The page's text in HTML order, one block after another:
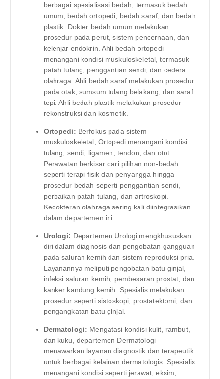
berbagai spesialisasi bedah, termasuk bedah
umum, bedah ortopedi, bedah saraf, dan bedah
plastik. Dokter bedah umum melakukan
prosedur pada perut, sistem pencernaan, dan
kelenjar endokrin. Ahli bedah ortopedi
menangani kondisi muskuloskeletal, termasuk
patah tulang, penggantian sendi, dan cedera
olahraga. Ahli bedah saraf melakukan prosedur
pada otak, sumsum tulang belakang, dan saraf
tepi. Ahli bedah plastik melakukan prosedur
rekonstruksi dan kosmetik.
Ortopedi: Berfokus pada sistem
muskuloskeletal, Ortopedi menangani kondisi
tulang, sendi, ligamen, tendon, dan otot.
Perawatan berkisar dari pilihan non-bedah
seperti terapi fisik dan penyangga hingga
prosedur bedah seperti penggantian sendi,
perbaikan patah tulang, dan artroskopi.
Kedokteran olahraga sering kali diintegrasikan
dalam departemen ini.
Urologi: Departemen Urologi mengkhususkan
diri dalam diagnosis dan pengobatan gangguan
pada saluran kemih dan sistem reproduksi pria.
Layanannya meliputi pengobatan batu ginjal,
infeksi saluran kemih, pembesaran prostat, dan
kanker kandung kemih. Spesialis melakukan
prosedur seperti sistoskopi, prostatektomi, dan
pengangkatan batu ginjal.
Dermatologi: Mengatasi kondisi kulit, rambut,
dan kuku, departemen Dermatologi
menawarkan layanan diagnostik dan terapeutik
untuk berbagai kelainan dermatologis. Spesialis
menangani kondisi seperti jerawat, eksim,